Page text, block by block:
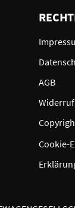
AGB
Cookie-